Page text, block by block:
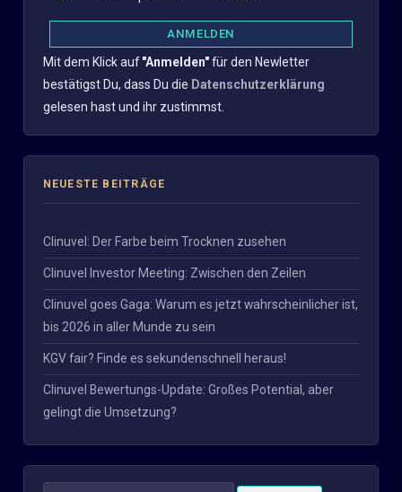
Mit dem Klick auf"Anmelden"für den Newletter
bestätigst Du, dass Du die Datenschutzerklärung
gelesen hast und ihr zustimmst.
NEUESTE BEITRÄGE
Clinuvel: Der Farbe beim Trocknen zusehen
Clinuvel Investor Meeting: Zwischen den Zeilen
Clinuvel goes Gaga: Warum es jetzt wahrscheinlicher ist,
bis 2026 in aller Munde zu sein
KGV fair? Finde es sekundenschnell heraus!
Clinuvel Bewertungs-Update: Großes Potential, aber
gelingt die Umsetzung?